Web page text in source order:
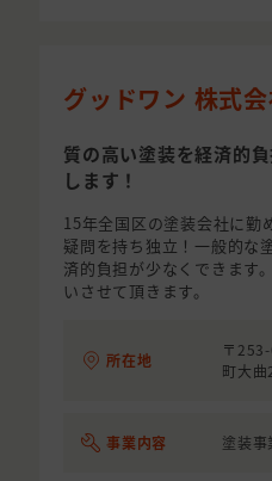
グッドワン 株式
質の高い塗装を経済的
します！
15年全国区の塗装会社に勤
疑問を持ち独立！一般的な
済的負担が少なくできます
いさせて頂きます。
所在地
〒
町大
事業内容 塗装事